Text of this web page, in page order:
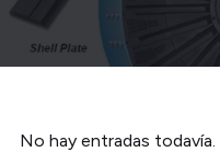
No hay entradas todavía.